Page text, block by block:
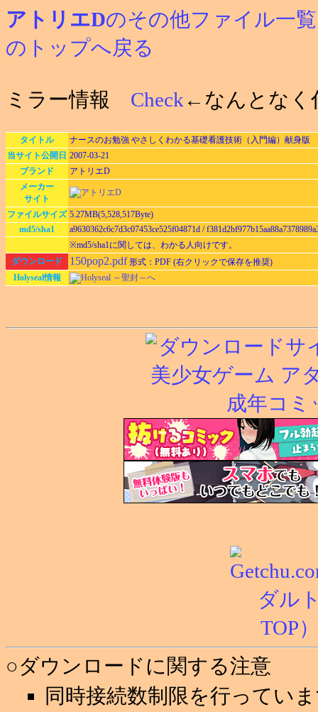
アトリエDのその他ファイル一
のトップへ戻る
ミラー情報 Check ←なんとなく
タイトル
ナースのお勉強 やさしくわかる基礎看護技術（入門編）献身
当サイト公開日 2007-03-21
ブランド
アトリエD
メーカー
サイト
ファイルサイズ 5.27MB(5,528,517Byte)
md5/sha1
a9630362c6c7d3c07453ce525f04871d /
※md5/sha1に関しては、わかる人向けです。
ダウンロード
150pop2.pdf 形式：PDF (右クリックで保存を推奨)
Holyseal情報
Holyseal ～聖封～へ
○ダウンロードに関する注意
同時接続数制限を行ってい